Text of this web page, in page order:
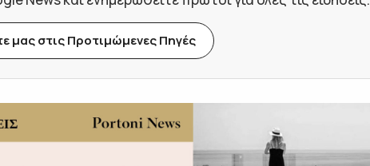
μας στις Προτιμώμενες Πηγές